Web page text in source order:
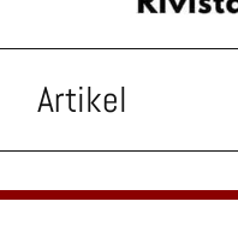
Artikel